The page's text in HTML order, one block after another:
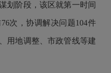
划阶段，该区就第一时间
次，协调解决问题104件
用地调整、市政管线等建